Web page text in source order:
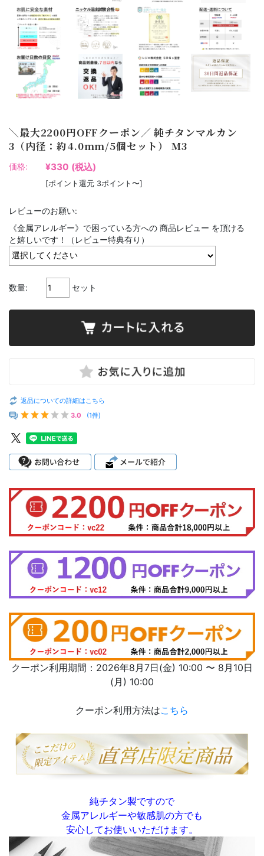
＼最大2200円OFFクーポン／ 純チタンマルカン
3（内径：約4.0mm/5個セット） M3
価格: ¥330 (税込)
[ポイント還元 3ポイント〜]
レビューのお願い:
《金属アレルギー》で困っている方への 商品レビュー を頂ける
と嬉しいです！（レビュー特典有り）
数量: セット
返品についての詳細はこちら
3.0
(1件)
クーポン利用期間：2026年8月7日(金) 10:00 〜 8月10日
(月) 10:00
クーポン利用方法はこちら
純チタン製ですので
金属アレルギーや敏感肌の方でも
安心してお使いいただけます。